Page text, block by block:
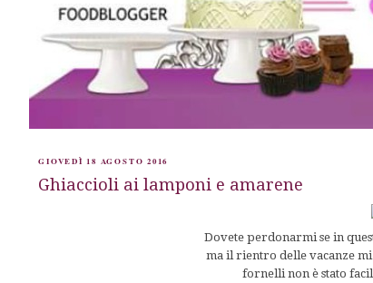
GIOVEDÌ 18 AGOSTO 2016
Ghiaccioli ai lamponi e amarene
Dovete perdonarmi se in
ma il rientro delle vacanze
fornelli non è stato